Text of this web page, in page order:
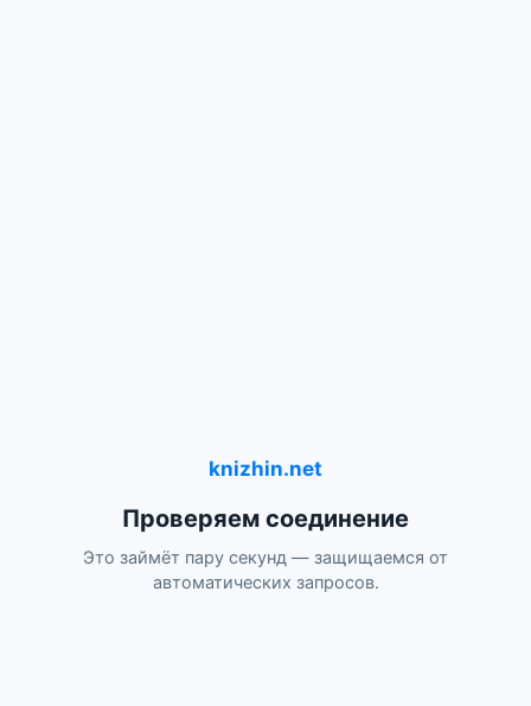
knizhin.net
Проверяем соединение
Это займёт пару секунд — защищаемся от
автоматических запросов.